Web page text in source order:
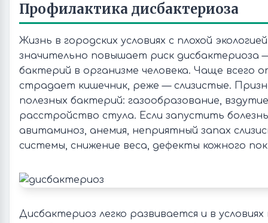
Профилактика дисбактериоза
Жизнь в городских условиях с плохой
значительно повышает риск дисбактериоза
бактерий в организме человека. Чаще всего
страдает кишечник, реже — слизистые.
полезных бактерий: газообразование,
расстройство стула. Если запустить
авитаминоз, анемия, неприятный запах
системы, снижение веса, дефекты кожного
Дисбактериоз легко развивается и в